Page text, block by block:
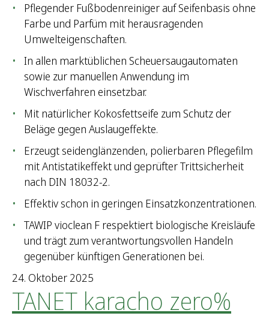
Pflegender Fußbodenreiniger auf Seifenbasis ohne
Farbe und Parfüm mit herausragenden
Umwelteigenschaften.
In allen marktüblichen Scheuersaugautomaten
sowie zur manuellen Anwendung im
Wischverfahren einsetzbar.
Mit natürlicher Kokosfettseife zum Schutz der
Beläge gegen Auslaugeffekte.
Erzeugt seidenglänzenden, polierbaren Pflegefilm
mit Antistatikeffekt und geprüfter Trittsicherheit
nach DIN 18032-2.
Effektiv schon in geringen Einsatzkonzentrationen.
TAWIP vioclean F respektiert biologische Kreisläufe
und trägt zum verantwortungsvollen Handeln
gegenüber künftigen Generationen bei.
24. Oktober 2025
TANET karacho zero%